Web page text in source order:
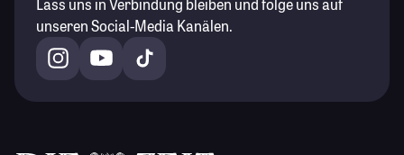
unseren Social-Media Kanälen.